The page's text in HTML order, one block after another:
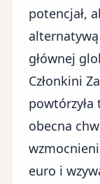
potencjał,
głównej
Członkini
obecna
euro i